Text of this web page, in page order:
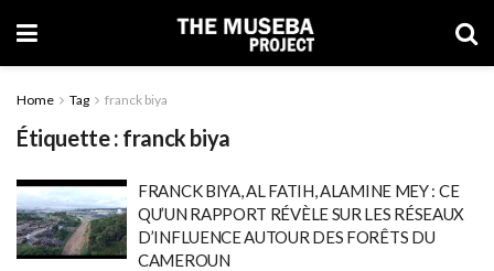
Home Tag franck biya
Étiquette : franck biya
FRANCK BIYA, AL FATIH, ALAMINE MEY : CE
QU’UN RAPPORT RÉVÈLE SUR LES RÉSEAUX
D’INFLUENCE AUTOUR DES FORÊTS DU
CAMEROUN